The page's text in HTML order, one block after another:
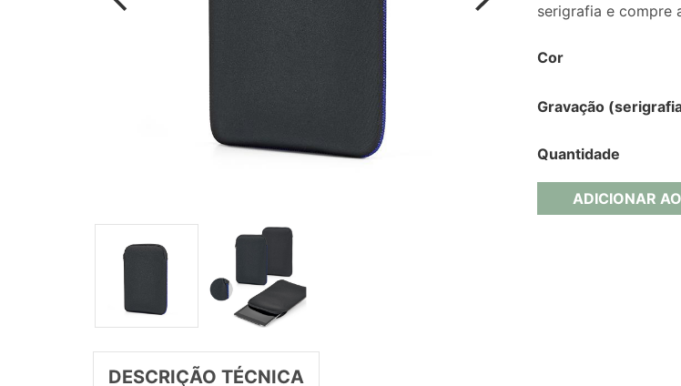
serigrafia e compre
Cor
Gravação
Quantidade
ADICIONAR
DESCRIÇÃO TÉCNICA